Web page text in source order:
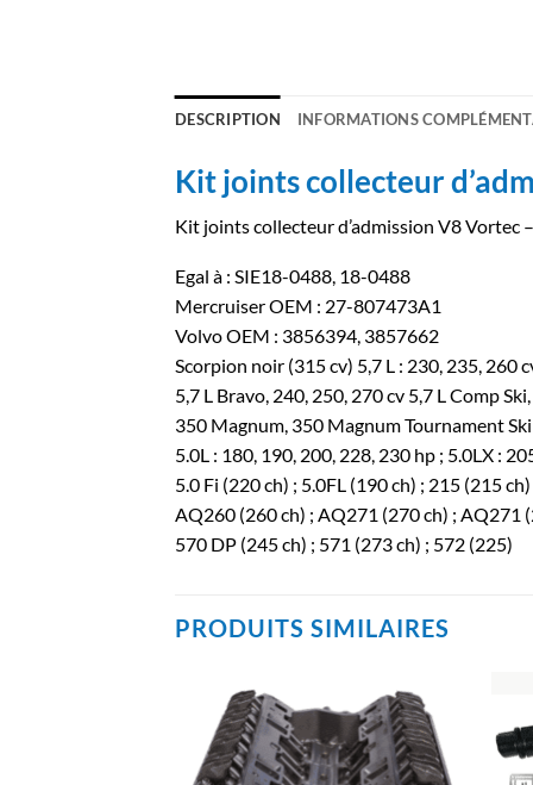
DESCRIPTION INFORMATIONS
Kit joints collecteur
Kit joints collecteur d’admission V8 Vortec
Egal à : SIE18-0488, 18-0488
Mercruiser OEM : 27-807473A1
Volvo OEM : 3856394, 3857662
Scorpion noir (315 cv) 5,7 L : 230, 235, 260
5,7 L Bravo, 240, 250, 270 cv 5,7 L Comp
350 Magnum, 350 Magnum Tournament
5.0L : 180, 190, 200, 228, 230 hp ; 5.0LX :
5.0 Fi (220 ch) ; 5.0FL (190 ch) ; 215 (215
AQ260 (260 ch) ; AQ271 (270 ch) ; AQ271
570 DP (245 ch) ; 571 (273 ch) ; 572 (225)
PRODUITS SIMILAIRES
AJOUTER
À LA
LISTE